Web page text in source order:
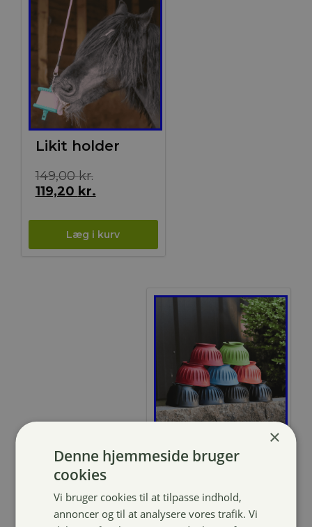
Tilbud!
Likit holder
149,00kr.Den
oprindelige
var:
149,00 kr..
119,20 kr.Den
pris
er:
119,20 kr..
Gummiklokker
69,00 kr.
×
Denne hjemmeside bruger
cookies
Vi bruger cookies til at tilpasse indhold,
annoncer og til at analysere vores trafik. Vi